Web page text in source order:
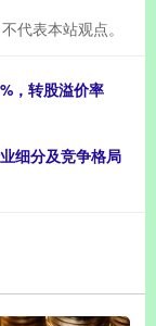
代表本站观点。
，转股溢价率
细分及竞争格局